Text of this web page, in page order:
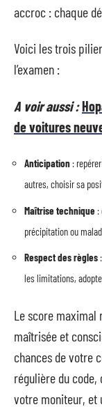
accroc : chaque
Voici les trois
l’examen :
A voir aussi :
de voitures
Anticipation :
autres, choisir sa
Maîtrise technique :
précipitation ou
Respect des règles
les limitations,
Le score maximal
maîtrisée et
chances de votre
régulière du code,
votre moniteur, et